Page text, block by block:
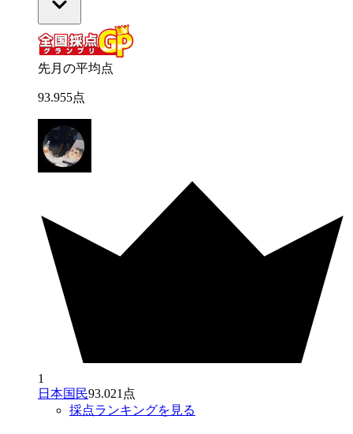
先月の平均点
93.955点
1
日本国民93.021点
採点ランキングを見る